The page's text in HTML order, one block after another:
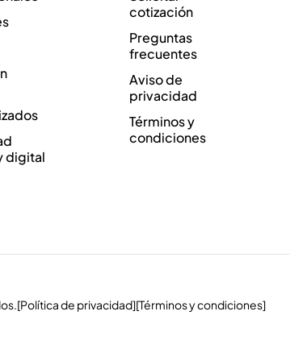
digital
cotización
Preguntas
frecuentes
Aviso de
privacidad
Términos y
condiciones
[Política de privacidad][Términos y condiciones]